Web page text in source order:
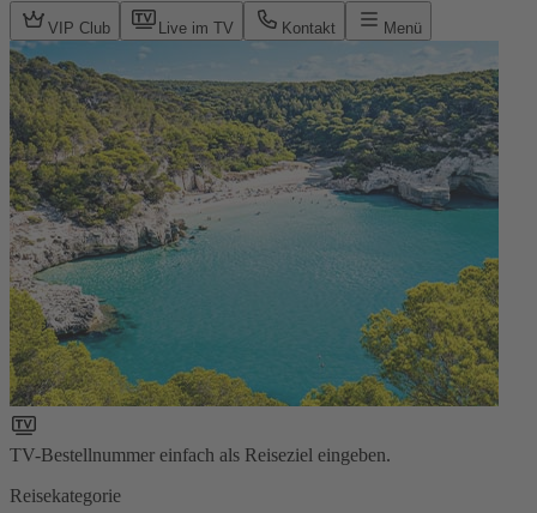
VIP Club Live im TV Kontakt Menü
TV-Bestellnummer einfach als Reiseziel eingeben.
Reisekategorie